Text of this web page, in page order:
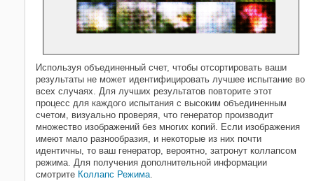
Используя объединенный счет, чтобы отсортировать ваши
результаты не может идентифицировать лучшее испытание во
всех случаях. Для лучших результатов повторите этот
процесс для каждого испытания с высоким объединенным
счетом, визуально проверяя, что генератор производит
множество изображений без многих копий. Если изображения
имеют мало разнообразия, и некоторые из них почти
идентичны, то ваш генератор, вероятно, затронут коллапсом
режима. Для получения дополнительной информации
смотрите Коллапс Режима.